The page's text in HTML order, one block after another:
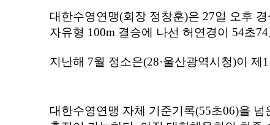
대한수영연맹(회장 정창훈)은27일 오후
자유형 100m 결승에 나선 허연경이 54초74
지난해 7월 정소은(28·울산광역시청)이 제 1
대한수영연맹 자체 기준기록(55초06)을 넘